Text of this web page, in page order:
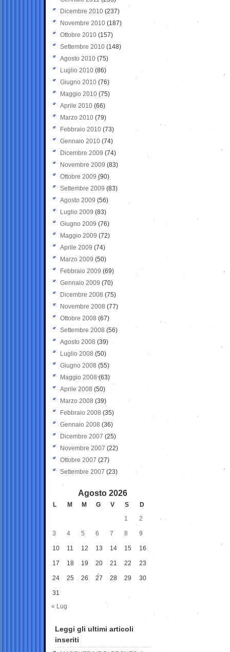
Dicembre 2010 (237)
Novembre 2010 (187)
Ottobre 2010 (157)
Settembre 2010 (148)
Agosto 2010 (75)
Luglio 2010 (86)
Giugno 2010 (76)
Maggio 2010 (75)
Aprile 2010 (66)
Marzo 2010 (79)
Febbraio 2010 (73)
Gennaio 2010 (74)
Dicembre 2009 (74)
Novembre 2009 (83)
Ottobre 2009 (90)
Settembre 2009 (83)
Agosto 2009 (56)
Luglio 2009 (83)
Giugno 2009 (76)
Maggio 2009 (72)
Aprile 2009 (74)
Marzo 2009 (50)
Febbraio 2009 (69)
Gennaio 2009 (70)
Dicembre 2008 (75)
Novembre 2008 (77)
Ottobre 2008 (67)
Settembre 2008 (56)
Agosto 2008 (39)
Luglio 2008 (50)
Giugno 2008 (55)
Maggio 2008(63)
Aprile 2008 (50)
Marzo 2008 (39)
Febbraio 2008 (35)
Gennaio 2008 (36)
Dicembre 2007 (25)
Novembre 2007 (22)
Ottobre 2007 (27)
Settembre 2007 (23)
Agosto 2026
L M M G V S
D
1
2
3 4 5 6 7 8 9
10 11 12 13 14 15 16
17 18 19 20 21 22 23
24 25 26 27 28 29 30
31
« Lug
Leggi gli ultimi articoli
inseriti